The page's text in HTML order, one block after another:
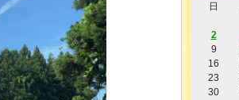
日
2
9
16
23
30